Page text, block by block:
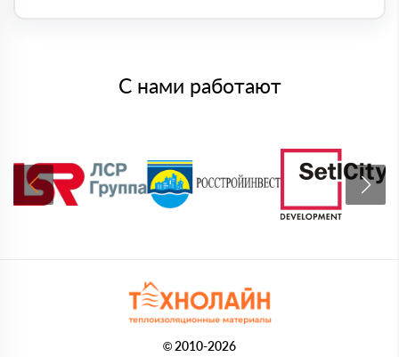
С нами работают
© 2010-2026